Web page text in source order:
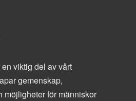
viktig del av vårt
gemenskap,
möjligheter för människor